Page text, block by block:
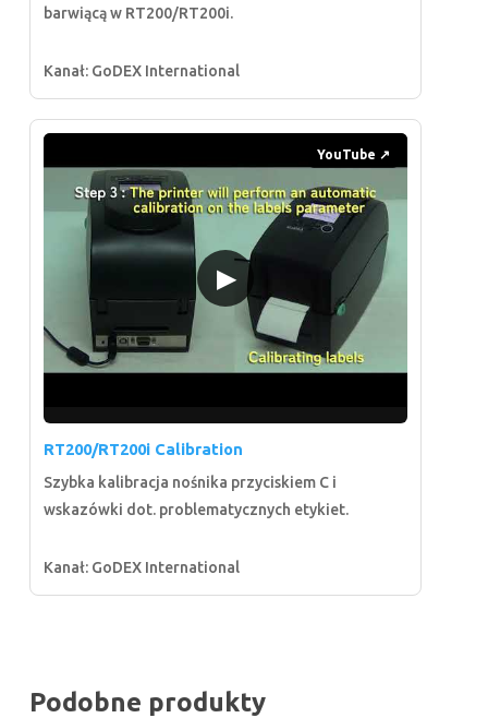
barwiącą w RT200/RT200i.
Kanał: GoDEX International
▶
YouTube ↗
RT200/RT200i Calibration
Szybka kalibracja nośnika przyciskiem C i
wskazówki dot. problematycznych etykiet.
Kanał: GoDEX International
Podobne produkty